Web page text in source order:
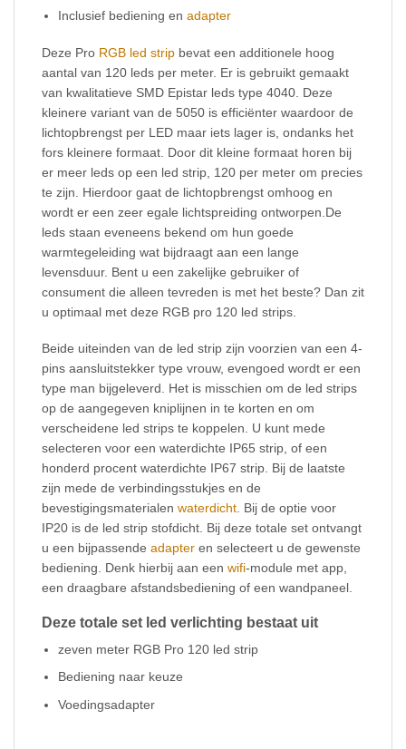
Inclusief bediening enadapter
Deze Pro RGB led strip bevat een additionele hoog
aantal van 120 leds per meter. Er is gebruikt gemaakt
van kwalitatieve SMD Epistar leds type 4040. Deze
kleinere variant van de 5050 is efficiënter waardoor de
lichtopbrengst per LED maar iets lager is, ondanks het
fors kleinere formaat. Door dit kleine formaat horen bij
er meer leds op een led strip, 120 per meter om precies
te zijn. Hierdoor gaat de lichtopbrengst omhoog en
wordt er een zeer egale lichtspreiding ontworpen.De
leds staan eveneens bekend om hun goede
warmtegeleiding wat bijdraagt aan een lange
levensduur. Bent u een zakelijke gebruiker of
consument die alleen tevreden is met het beste? Dan zit
u optimaal met deze RGB pro 120 led strips.
Beide uiteinden van de led strip zijn voorzien van een 4-
pins aansluitstekker type vrouw, evengoed wordt er een
type man bijgeleverd. Het is misschien om de led strips
op de aangegeven kniplijnen in te korten en om
verscheidene led strips te koppelen. U kunt mede
selecteren voor een waterdichte IP65 strip, of een
honderd procent waterdichte IP67 strip. Bij de laatste
zijn mede de verbindingsstukjes en de
bevestigingsmaterialen waterdicht . Bij de optie voor
IP20 is de led strip stofdicht. Bij deze totale set ontvangt
u een bijpassende adapter en selecteert u de gewenste
bediening. Denk hierbij aan een wifi-module met app,
een draagbare afstandsbediening of een wandpaneel.
Deze totale set led verlichting bestaat uit
zeven meter RGB Pro 120 led strip
Bediening naar keuze
Voedingsadapter